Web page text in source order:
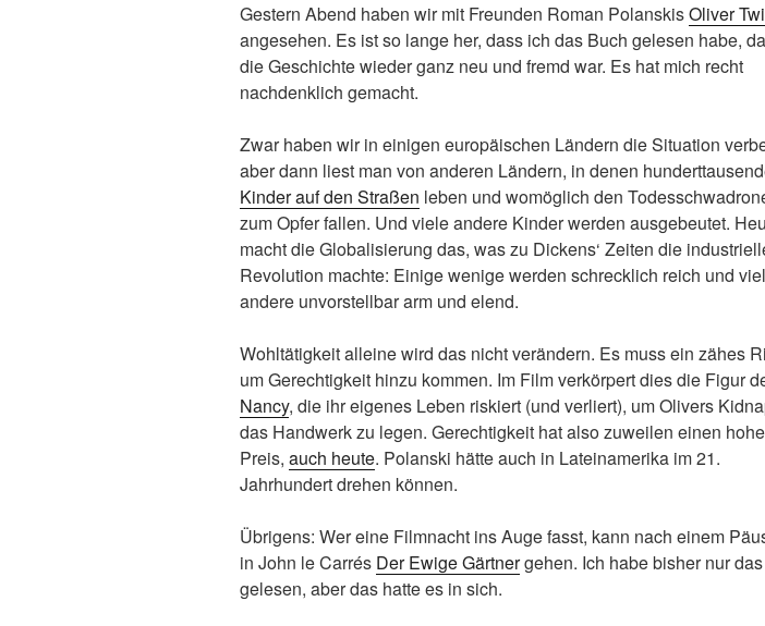
Gestern Abend haben wir mit Freunden Roman PolanskisOliver
angesehen. Es ist so lange her, dass ich das Buch gelesen habe,
die Geschichte wieder ganz neu und fremd war. Es hat mich recht
nachdenklich gemacht.
Zwar haben wir in einigen europäischen Ländern die Situation
aber dann liest man von anderen Ländern, in denen
Kinder auf den Straßen leben und womöglich den
zum Opfer fallen. Und viele andere Kinder werden ausgebeutet.
macht die Globalisierung das, was zu Dickens‘ Zeiten die
Revolution machte: Einige wenige werden schrecklich reich und
andere unvorstellbar arm und elend.
Wohltätigkeit alleine wird das nicht verändern. Es muss ein zähes
um Gerechtigkeit hinzu kommen. Im Film verkörpert dies die Figur
Nancy, die ihr eigenes Leben riskiert (und verliert), um Olivers
das Handwerk zu legen. Gerechtigkeit hat also zuweilen einen
Preis, auch heute. Polanski hätte auch in Lateinamerika im 21.
Jahrhundert drehen können.
Übrigens: Wer eine Filmnacht ins Auge fasst, kann nach einem
in John le Carrés Der Ewige Gärtnergehen. Ich habe bisher nur
gelesen, aber das hatte es in sich.